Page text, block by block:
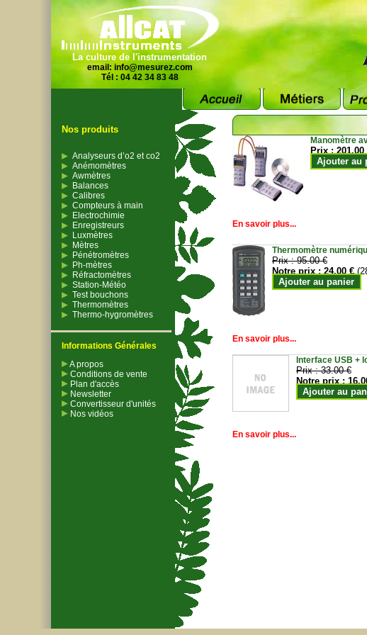
La culture de l'instrumentation
email: info@mesurez.com
Tél : 04 42 34 83 48
Nos produits
Analyseurs d’o2 et co2
Anémomètres
Awmètres
Balances
Calibres
Compteurs à main
Electrochimie
Enregistreurs
Luxmètres
Mètres
Pénétromètres
Ph-mètres
Réfractomètres
Station-Météo
Test bouchons
Thermomètres
Thermo-hygromètres
Informations Générales
A propos
Conditions de vente
Plan d'accès
Newsletter
Convertisseur d'unités
Nos vidéos
Manomètre
Prix :201.00
Ajouter au
En savoir plus...
Thermomètre
Prix :95.00 €
Notre prix :24.00 €
Ajouter au panier
En savoir plus...
Interface USB +
Prix :33.00 €
Notre prix :
Ajouter au
En savoir plus...